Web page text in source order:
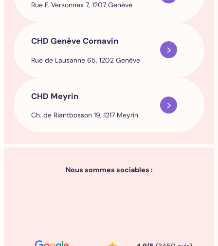
Rue F. Versonnex 7, 1207 Genève
CHD Genève Cornavin
Rue de Lausanne 65, 1202 Genève
CHD Meyrin
Ch. de Riantbosson 19, 1217 Meyrin
Nous sommes sociables :